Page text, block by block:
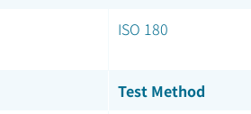
ISO 180
Test Method